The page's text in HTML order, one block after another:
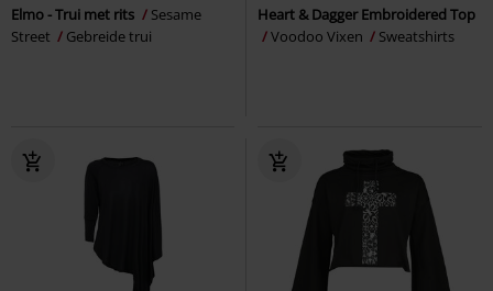
Elmo - Trui met rits
Sesame
Street
Gebreide trui
Heart & Dagger Embroidered Top
Voodoo Vixen
Sweatshirts